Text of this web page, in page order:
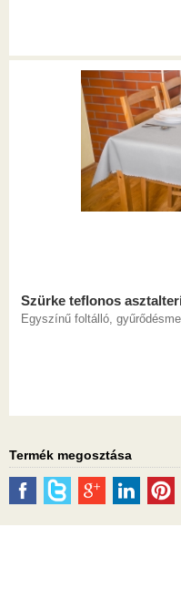
Szürke teflonos
Egyszínű foltálló,
Termék megosztása